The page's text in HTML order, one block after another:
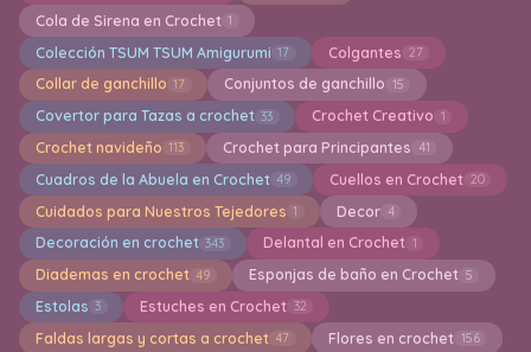
Cola de Sirena en Crochet 1
Colección TSUM TSUM Amigurumi 17 Colgantes 27
Collar de ganchillo 17 Conjuntos de ganchillo 15
Covertor para Tazas a crochet 33 Crochet Creativo 1
Crochet navideño 113 Crochet para Principantes 41
Cuadros de la Abuela en Crochet 49 Cuellos en Crochet 20
Cuidados para Nuestros Tejedores 1 Decor 4
Decoración en crochet 343 Delantal en Crochet 1
Diademas en crochet 49 Esponjas de baño en Crochet 5
Estolas 3 Estuches en Crochet 32
Faldas largas y cortas a crochet 47 Flores en crochet 156